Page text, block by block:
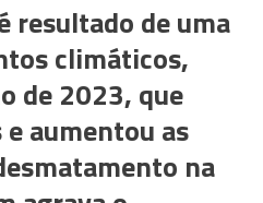
resultado de uma
climáticos,
de 2023, que
aumentou as
na